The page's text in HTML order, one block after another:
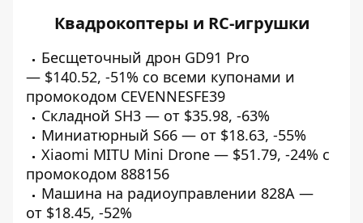
Квадрокоптеры и RC-игрушки
Бесщеточный дрон GD91 Pro
— $140.52, -51% со всеми купонами и
промокодом CEVENNESFE39
Складной SH3 — от $35.98, -63%
Миниатюрный S66 — от $18.63, -55%
Xiaomi MITU Mini Drone — $51.79, -24% с
промокодом 888156
Машина на радиоуправлении 828A —
от $18.45, -52%